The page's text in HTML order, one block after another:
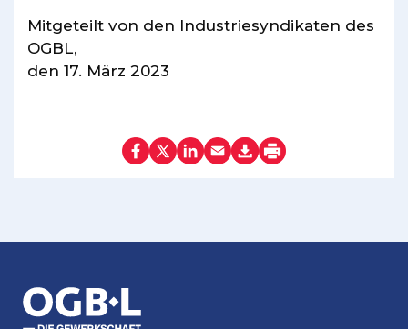
Mitgeteilt von den Industriesyndikaten des
OGBL,
den 17. März 2023